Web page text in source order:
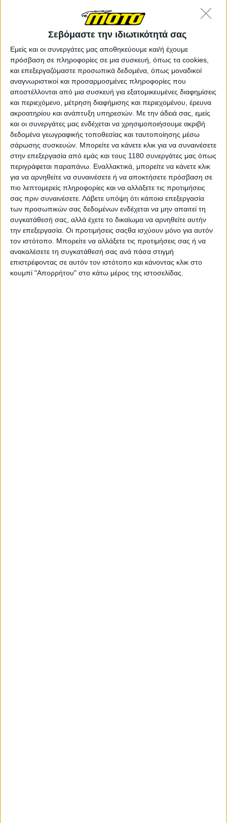
Σεβόμαστε την ιδιωτικότητά σας
Εμείς και οι συνεργάτες μας αποθηκεύουμε και/ή έχουμε
πρόσβαση σε πληροφορίες σε μια συσκευή, όπως τα cookies,
και επεξεργαζόμαστε προσωπικά δεδομένα, όπως μοναδικοί
αναγνωριστικοί και προσαρμοσμένες πληροφορίες που
αποστέλλονται από μια συσκευή για εξατομικευμένες διαφημίσεις
και περιεχόμενο, μέτρηση διαφήμισης και περιεχομένου, έρευνα
ακροατηρίου και ανάπτυξη υπηρεσιών. Με την άδειά σας, εμείς
και οι συνεργάτες μας ενδέχεται να χρησιμοποιήσουμε ακριβή
δεδομένα γεωγραφικής τοποθεσίας και ταυτοποίησης μέσω
σάρωσης συσκευών. Μπορείτε να κάνετε κλικ για να συναινέσετε
στην επεξεργασία από εμάς και τους 1180 συνεργάτες μας όπως
περιγράφεται παραπάνω. Εναλλακτικά, μπορείτε να κάνετε κλικ
για να αρνηθείτε να συναινέσετε ή να αποκτήσετε πρόσβαση σε
πιο λεπτομερείς πληροφορίες και να αλλάξετε τις προτιμήσεις
σας πριν συναινέσετε. Λάβετε υπόψη ότι κάποια επεξεργασία
των προσωπικών σας δεδομένων ενδέχεται να μην απαιτεί τη
συγκατάθεσή σας, αλλά έχετε το δικαίωμα να αρνηθείτε αυτήν
την επεξεργασία. Οι προτιμήσεις σαςθα ισχύουν μόνο για αυτόν
τον ιστότοπο. Μπορείτε να αλλάξετε τις προτιμήσεις σας ή να
ανακαλέσετε τη συγκατάθεσή σας ανά πάσα στιγμή
επιστρέφοντας σε αυτόν τον ιστότοπο και κάνοντας κλικ στο
κουμπί "Απορρήτου" στο κάτω μέρος της ιστοσελίδας.
Η σημαντικότερη διαφοροποίηση αφορά την
αισθητική. Η Adventure Edition διατίθεται σε
αποκλειστική μπεζ απόχρωση, η οποία συνδυάζεται
με γραφικά στο ρεζερβουάρ και στα πλαϊνά
καλύμματα, καθώς και λογότυπο "400" που δεν
υπάρχει στις υπόλοιπες εκδόσεις. Η Tour έκδοση
συνεχίζει να προσφέρεται σε χρώμα Sparkling Black.
Πέρα όμως από την εμφάνιση, η Dominar 400
Adventure Edition ή Tera (καμία σχέση με την
ομώνυμη bimota) αποκτά πρόσθετο ταξιδιωτικό
εξοπλισμό. Στη σχάρα αποσκευών έχουν προστεθεί
ειδικές βάσεις για την τοποθέτηση πλαϊνών μαλακών
σαμαριών, διευκολύνοντας όσους χρησιμοποιούν τη
μοτοσυκλέτα για πολυήμερες διαδρομές.